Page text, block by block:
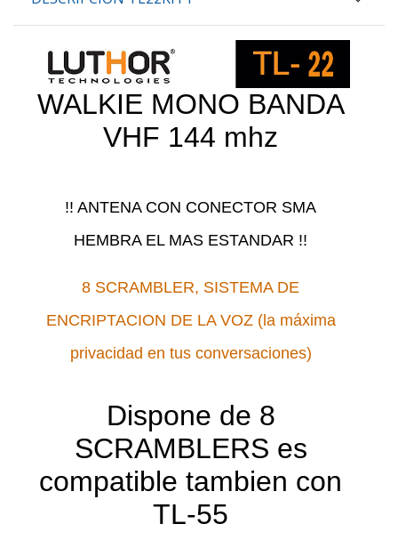
WALKIE MONO BANDA
VHF 144 mhz
!! ANTENA CON CONECTOR SMA
HEMBRA EL MAS ESTANDAR !!
8 SCRAMBLER, SISTEMA DE
ENCRIPTACION DE LA VOZ (la máxima
privacidad en tus conversaciones)
Dispone de 8
SCRAMBLERS es
compatible tambien con
TL-55